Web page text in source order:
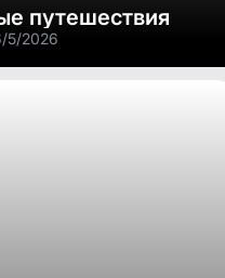
путешествия
5/2026